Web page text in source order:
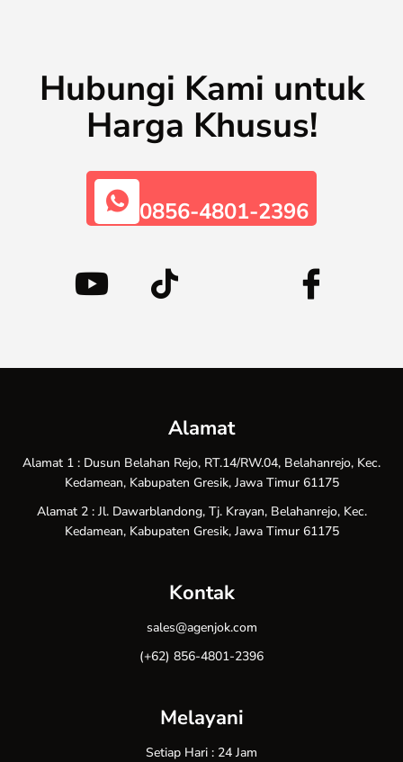
Hubungi Kami untuk
Harga Khusus!
0856-4801-2396
Alamat
Alamat 1 : Dusun Belahan Rejo, RT.14/RW.04, Belahanrejo, Kec.
Kedamean, Kabupaten Gresik, Jawa Timur 61175
Alamat 2 : Jl. Dawarblandong, Tj. Krayan, Belahanrejo, Kec.
Kedamean, Kabupaten Gresik, Jawa Timur 61175
Kontak
sales@agenjok.com
(+62) 856-4801-2396
Melayani
Setiap Hari : 24 Jam